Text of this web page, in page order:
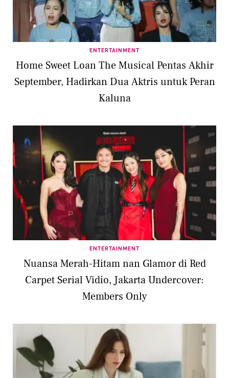
ENTERTAINMENT
Home Sweet Loan The Musical Pentas Akhir
September, Hadirkan Dua Aktris untuk Peran
Kaluna
ENTERTAINMENT
Nuansa Merah-Hitam nan Glamor di Red
Carpet Serial Vidio, Jakarta Undercover:
Members Only